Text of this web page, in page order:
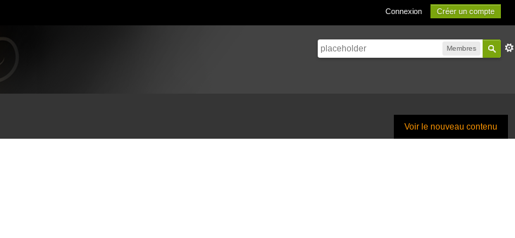
Connexion Créer un compte
Membres
Voir le nouveau contenu